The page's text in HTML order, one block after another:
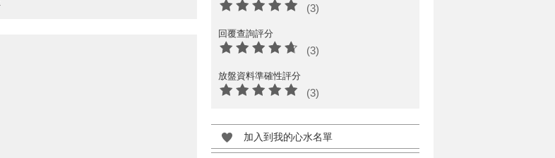
(3)
回覆查詢評分
(3)
放盤資料準確性評分
(3)
加入到我的心水名單